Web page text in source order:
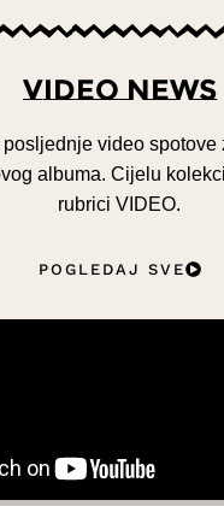
VIDEO NEWS
video spotove
albuma. Cijelu
rubrici VIDEO.
POGLEDAJ SVE